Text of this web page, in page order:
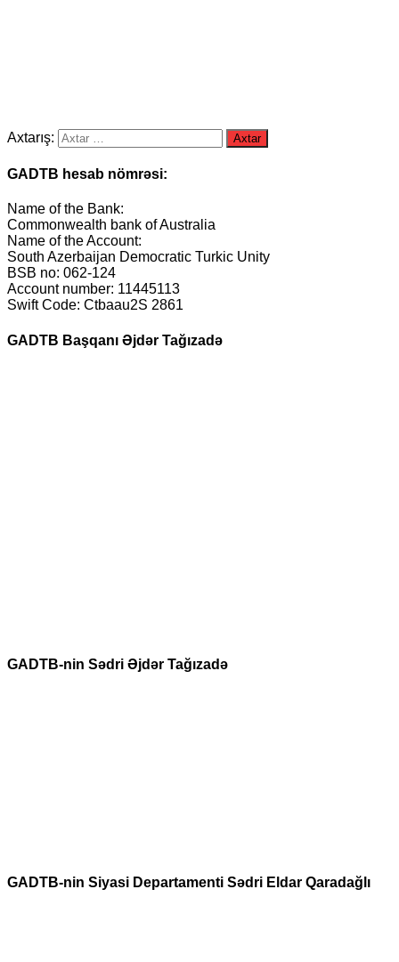
Axtarış:
GADTB hesab nömrəsi:
Name of the Bank:
Commonwealth bank of Australia
Name of the Account:
South Azerbaijan Democratic Turkic Unity
BSB no: 062-124
Account number: 11445113
Swift Code: Ctbaau2S 2861
GADTB Başqanı Əjdər Tağızadə
GADTB-nin Sədri Əjdər Tağızadə
GADTB-nin Siyasi Departamenti Sədri Eldar Qaradağlı